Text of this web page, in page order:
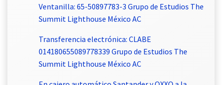
Ventanilla: 65-50897783-3 Grupo de Estudios The
Summit Lighthouse México AC
Transferencia electrónica: CLABE
014180655089778339 Grupo de Estudios The
Summit Lighthouse México AC